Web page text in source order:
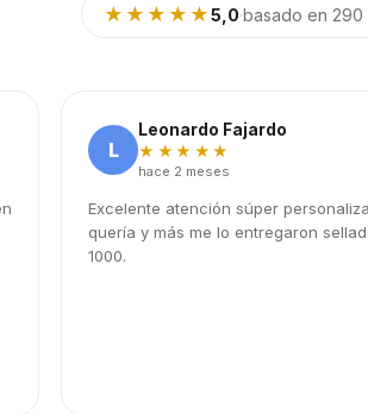
★★★★★5,0·basado en 290
L
Leonardo Fajardo
★★★★★
hace 2 meses
Excelente atención súper
quería y más me lo entregaron
1000.